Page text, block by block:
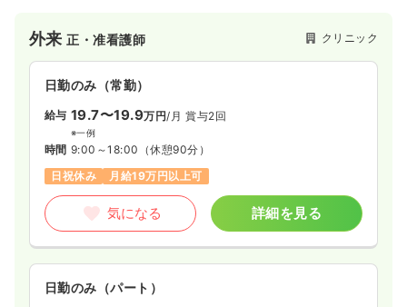
外来正・准看護師 クリニック
日勤のみ（常勤）
給与 19.7〜19.9万円/月 賞与2回
※一例
時間 9:00～18:00 （休憩90分）
日祝休み
月給19万円以上可
気になる 詳細を見る
日勤のみ（パート）